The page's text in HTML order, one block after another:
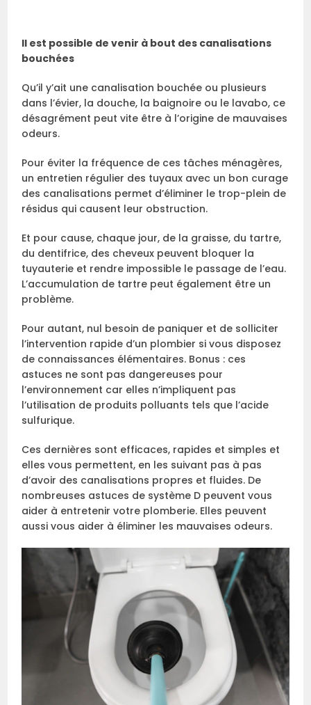
Il est possible de venir à bout des canalisations
bouchées
Qu’il y’ait une canalisation bouchée ou plusieurs
dans l’évier, la douche, la baignoire ou le lavabo, ce
désagrément peut vite être à l’origine de mauvaises
odeurs.
Pour éviter la fréquence de ces tâches ménagères,
un entretien régulier des tuyaux avec un bon curage
des canalisations permet d’éliminer le trop-plein de
résidus qui causent leur obstruction.
Et pour cause, chaque jour, de la graisse, du tartre,
du dentifrice, des cheveux peuvent bloquer la
tuyauterie et rendre impossible le passage de l’eau.
L’accumulation de tartre peut également être un
problème.
Pour autant, nul besoin de paniquer et de solliciter
l’intervention rapide d’un plombier si vous disposez
de connaissances élémentaires. Bonus : ces
astuces ne sont pas dangereuses pour
l’environnement car elles n’impliquent pas
l’utilisation de produits polluants tels que l’acide
sulfurique.
Ces dernières sont efficaces, rapides et simples et
elles vous permettent, en les suivant pas à pas
d’avoir des canalisations propres et fluides. De
nombreuses astuces de système D peuvent vous
aider à entretenir votre plomberie. Elles peuvent
aussi vous aider à éliminer les mauvaises odeurs.